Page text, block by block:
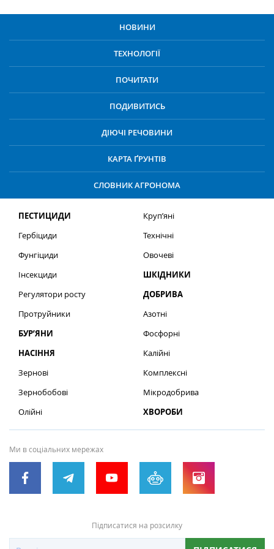
НОВИНИ
ТЕХНОЛОГІЇ
ПОЧИТАТИ
ПОДИВИТИСЬ
ДІЮЧІ РЕЧОВИНИ
КАРТА ҐРУНТІВ
СЛОВНИК АГРОНОМА
ПЕСТИЦИДИ
Гербіциди
Фунгіциди
Інсекциди
Регулятори росту
Протруйники
БУР’ЯНИ
НАСІННЯ
Зернові
Зернобобові
Олійні
Круп’яні
Технічні
Овочеві
ШКІДНИКИ
ДОБРИВА
Азотні
Фосфорні
Калійні
Комплексні
Мікродобрива
ХВОРОБИ
Ми в соціальних мережах
Підписатися на розсилку